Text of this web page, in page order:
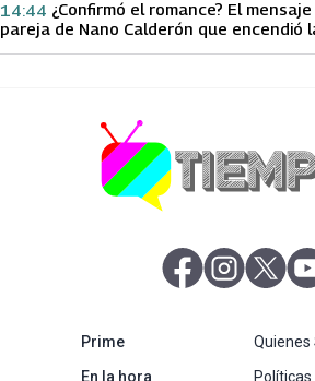
¿Confirmó el romance? El
pareja de Nano Calderón que encendió
14:44
abre en nueva
abre en
Primeabre en nueva pestaña
En la horaabre en nueva pestaña
Quienes